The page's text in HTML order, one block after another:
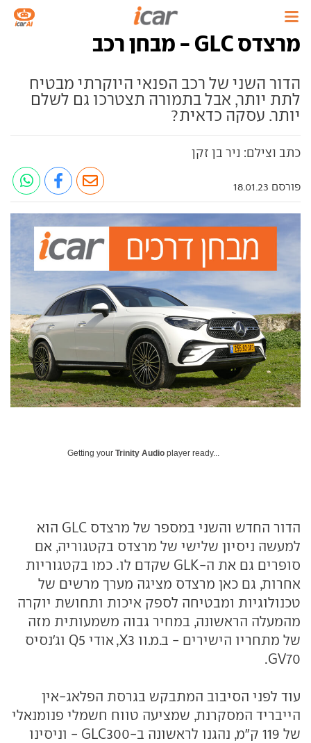
מרצדס GLC - מבחן רכב
הדור השני של רכב הפנאי היוקרתי מבטיח
לתת יותר, אבל בתמורה תצטרכו גם לשלם
יותר. עסקה כדאית?
כתב וצילם: ניר בן זקן
פורסם 18.01.23
Getting your Trinity Audio player ready...
הדור החדש והשני במספר של מרצדס GLC הוא
למעשה ניסיון שלישי של מרצדס בקטגוריה, אם
סופרים גם את ה-GLK שקדם לו. כמו בקטגוריות
אחרות, גם כאן מרצדס מציגה מערך מרשים של
טכנולוגיות ומבטיחה לספק איכות ותחושת יוקרה
מהמעלה הראשונה, במחיר גבוה משמעותית מזה
של מתחריו הישירים - ב.מ.וו X3, אודי Q5 וג'נסיס
GV70.
עוד לפני הסיבוב המתבקש בגרסת הפלאג-אין
הייבריד המסקרנת, שמציעה טווח חשמלי פנומנאלי
של 119 ק"מ, נהגנו לראשונה ב-GLC300 - וניסינו